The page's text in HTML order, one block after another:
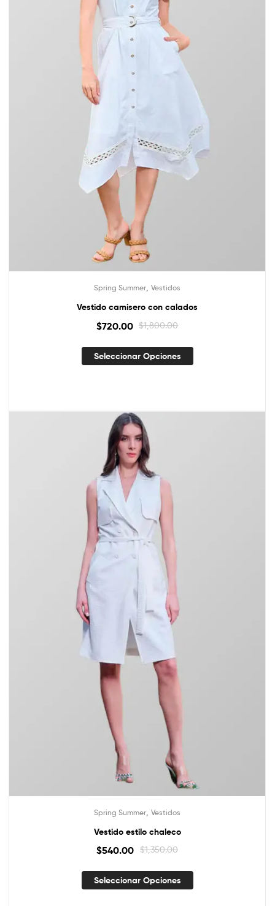
Spring Summer Vestidos
Vestido camisero con calados
$1,800.00
$720.00
Seleccionar Opciones
Spring Summer Vestidos
Vestido estilo chaleco
$1,350.00
$540.00
Seleccionar Opciones